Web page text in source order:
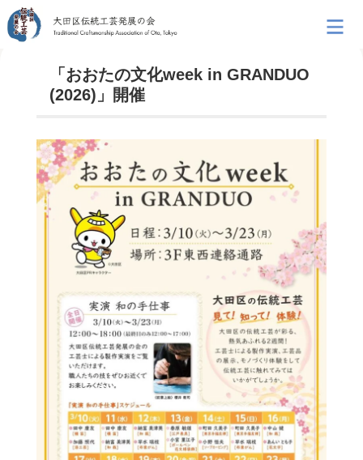
「おおたの文化week in GRANDUO
(2026)」開催